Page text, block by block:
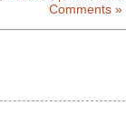
Comments »